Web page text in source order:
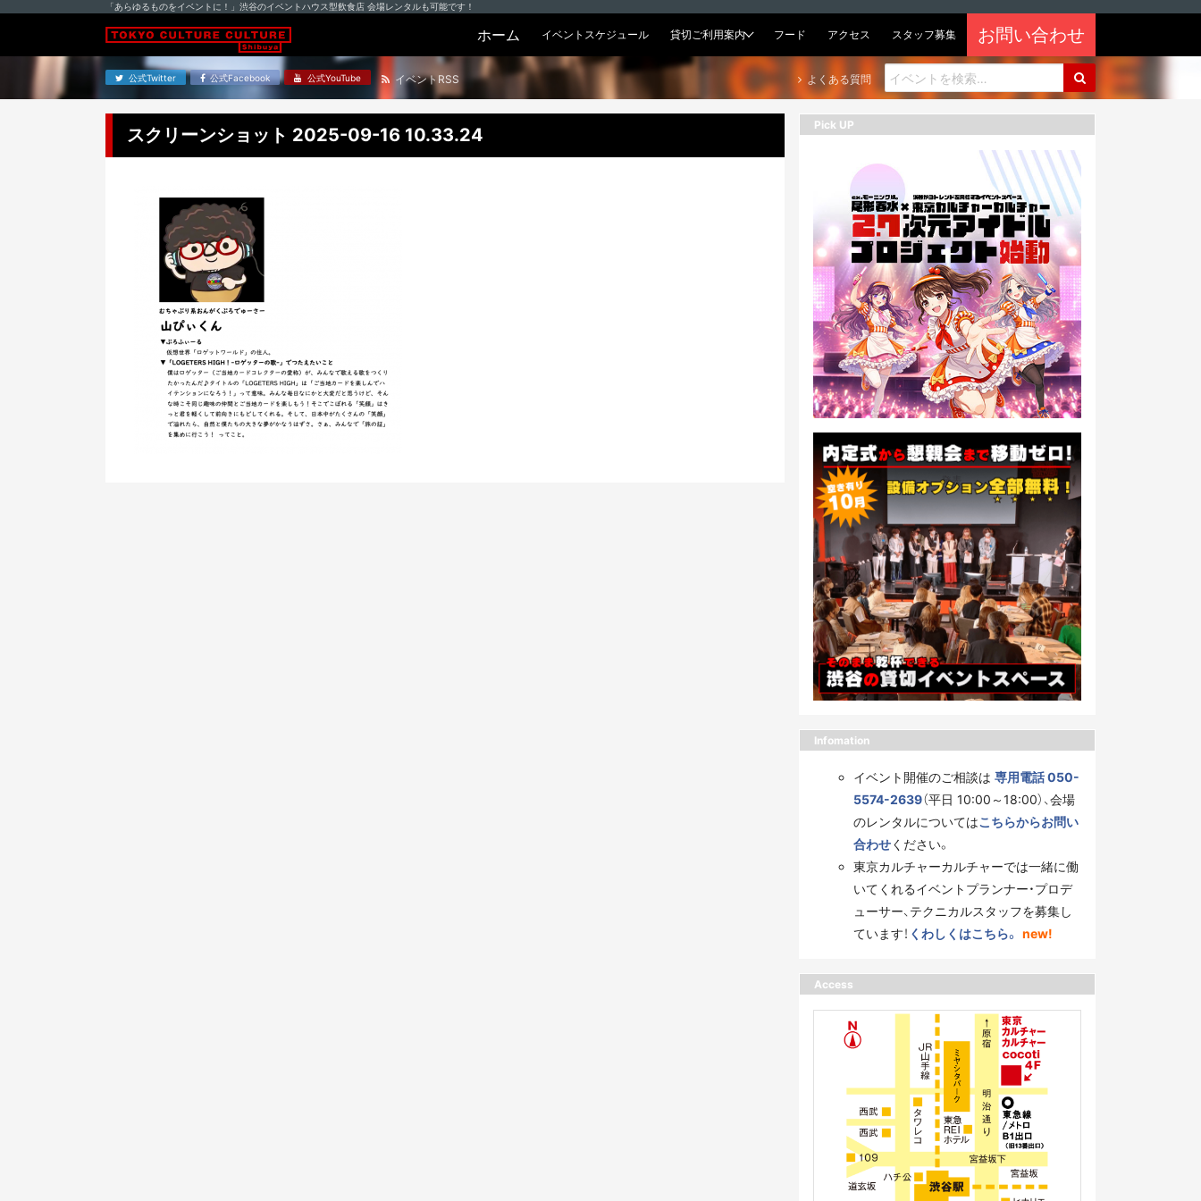
「あらゆるものをイベントに！」渋谷のイベントハウス型飲食店 会場レンタルも可能です！
ホーム イベントスケジュール 貸切ご利用案内 フード アクセス スタッフ募集 お問い合わせ
公式Twitter 公式Facebook 公式YouTube イベントRSS よくある質問
スクリーンショット 2025-09-16 10.33.24 Pick UP
Infomation
イベント開催のご相談は 専用電話 050-
5574-2639（平日 10:00～18:00）、会場
のレンタルについてはこちらからお問い
合わせください。
東京カルチャーカルチャーでは一緒に働
いてくれるイベントプランナー・プロデ
ューサー、テクニカルスタッフを募集し
ています！ くわしくはこちら。 new!
Access